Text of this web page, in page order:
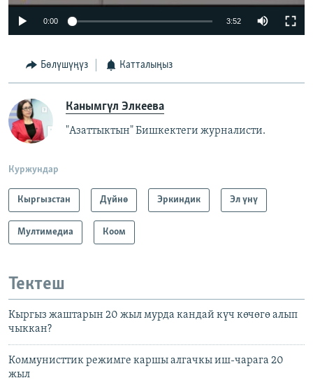
0:00 3:52
Бөлүшүңүз Катталыңыз
Канымгүл Элкеева
"Азаттыктын" Бишкектеги журналисти.
Куржундар
Кыргызстан Дүйнө Эркиндик Эл үнү
Мултимедиа Коом
Тектеш
Кыргыз жаштарын 20 жыл мурда кандай күч көчөгө алып
чыккан?
Коммунисттик режимге каршы алгачкы иш-чарага 20
жыл